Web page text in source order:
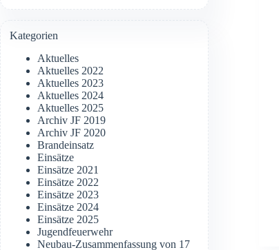
Kategorien
Aktuelles
Aktuelles 2022
Aktuelles 2023
Aktuelles 2024
Aktuelles 2025
Archiv JF 2019
Archiv JF 2020
Brandeinsatz
Einsätze
Einsätze 2021
Einsätze 2022
Einsätze 2023
Einsätze 2024
Einsätze 2025
Jugendfeuerwehr
Neubau-Zusammenfassung von 17